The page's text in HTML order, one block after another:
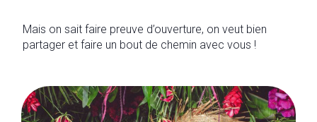
Mais on sait faire preuve d’ouverture, on veut bien
partager et faire un bout de chemin avec vous !